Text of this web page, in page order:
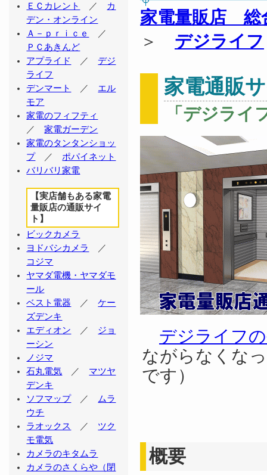
家電量販店 総
＞ デジライフ
家電通販
「デジライ
デジライフ
ながらなくな
です）
概要
ＥＣカレント
／ カ
デン・オンライン
Ａ－ｐｒｉｃｅ
／
ＰＣあきんど
アプライド
／ デジ
ライフ
デンマート
／ エル
モア
家電のフィフティ
／家電ガーデン
家電のタンタンショッ
プ／ ポパイネット
バリバリ家電
【実店舗もある家電
量販店の通販サイ
ト】
ビックカメラ
ヨドバシカメラ
／
コジマ
ヤマダ電機・ヤマダモ
ール
ベスト電器 ／ケー
ズデンキ
エディオン ／ ジョ
ーシン
ノジマ
石丸電気 ／ マツヤ
デンキ
ソフマップ／
ムラ
ウチ
ラオックス
／ ツク
モ電気
カメラのキタムラ
カメラのさくらや（閉